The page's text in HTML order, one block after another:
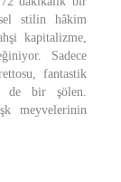
stilin hâkim
kapitalizme,
Sadece
fantastik
de bir şölen.
meyvelerinin